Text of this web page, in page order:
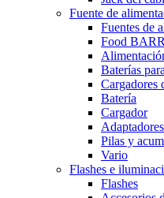
Fuente de
Fuentes de
Food
Baterías
Cargadores
Batería
Cargador
Adaptadores
Pilas y
Vario
Flashes e
Flashes